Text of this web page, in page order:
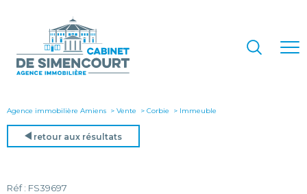
Agence immobilière Amiens Vente Corbie immeuble
retour aux résultats
Réf : FS39697